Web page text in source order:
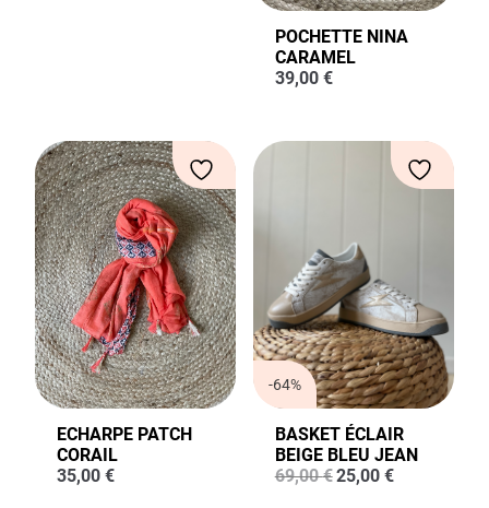
POCHETTE NINA
CARAMEL
39,00 €
ECHARPE PATCH
CORAIL
35,00 €
-64%
BASKET ÉCLAIR
BEIGE BLEU JEAN
69,00€Le
25,00 €Le